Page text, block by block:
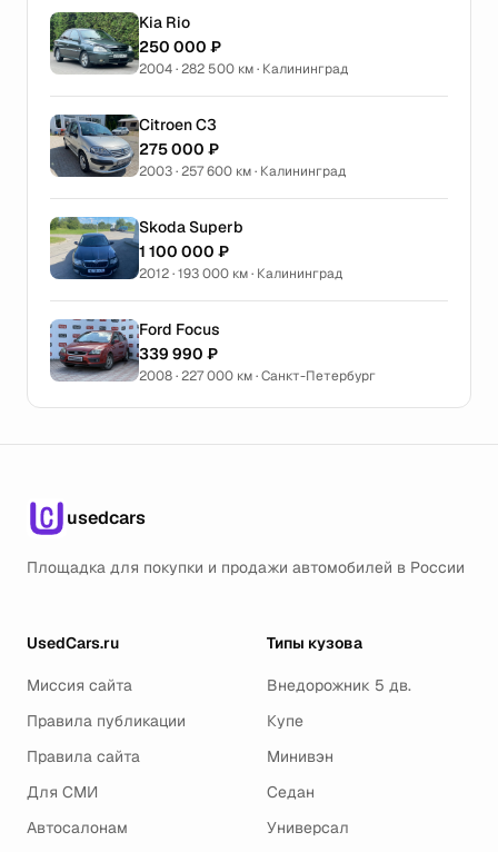
Kia Rio
250 000 ₽
2004 · 282 500 км · Калининград
Citroen C3
275 000 ₽
2003 · 257 600 км · Калининград
Skoda Superb
1 100 000 ₽
2012 · 193 000 км · Калининград
Ford Focus
339 990 ₽
2008 · 227 000 км · Санкт-Петербург
usedcars
Площадка для покупки и продажи автомобилей в России
UsedCars.ru
Миссия сайта
Правила публикации
Правила сайта
Для СМИ
Автосалонам
Типы кузова
Внедорожник 5 дв.
Купе
Минивэн
Седан
Универсал